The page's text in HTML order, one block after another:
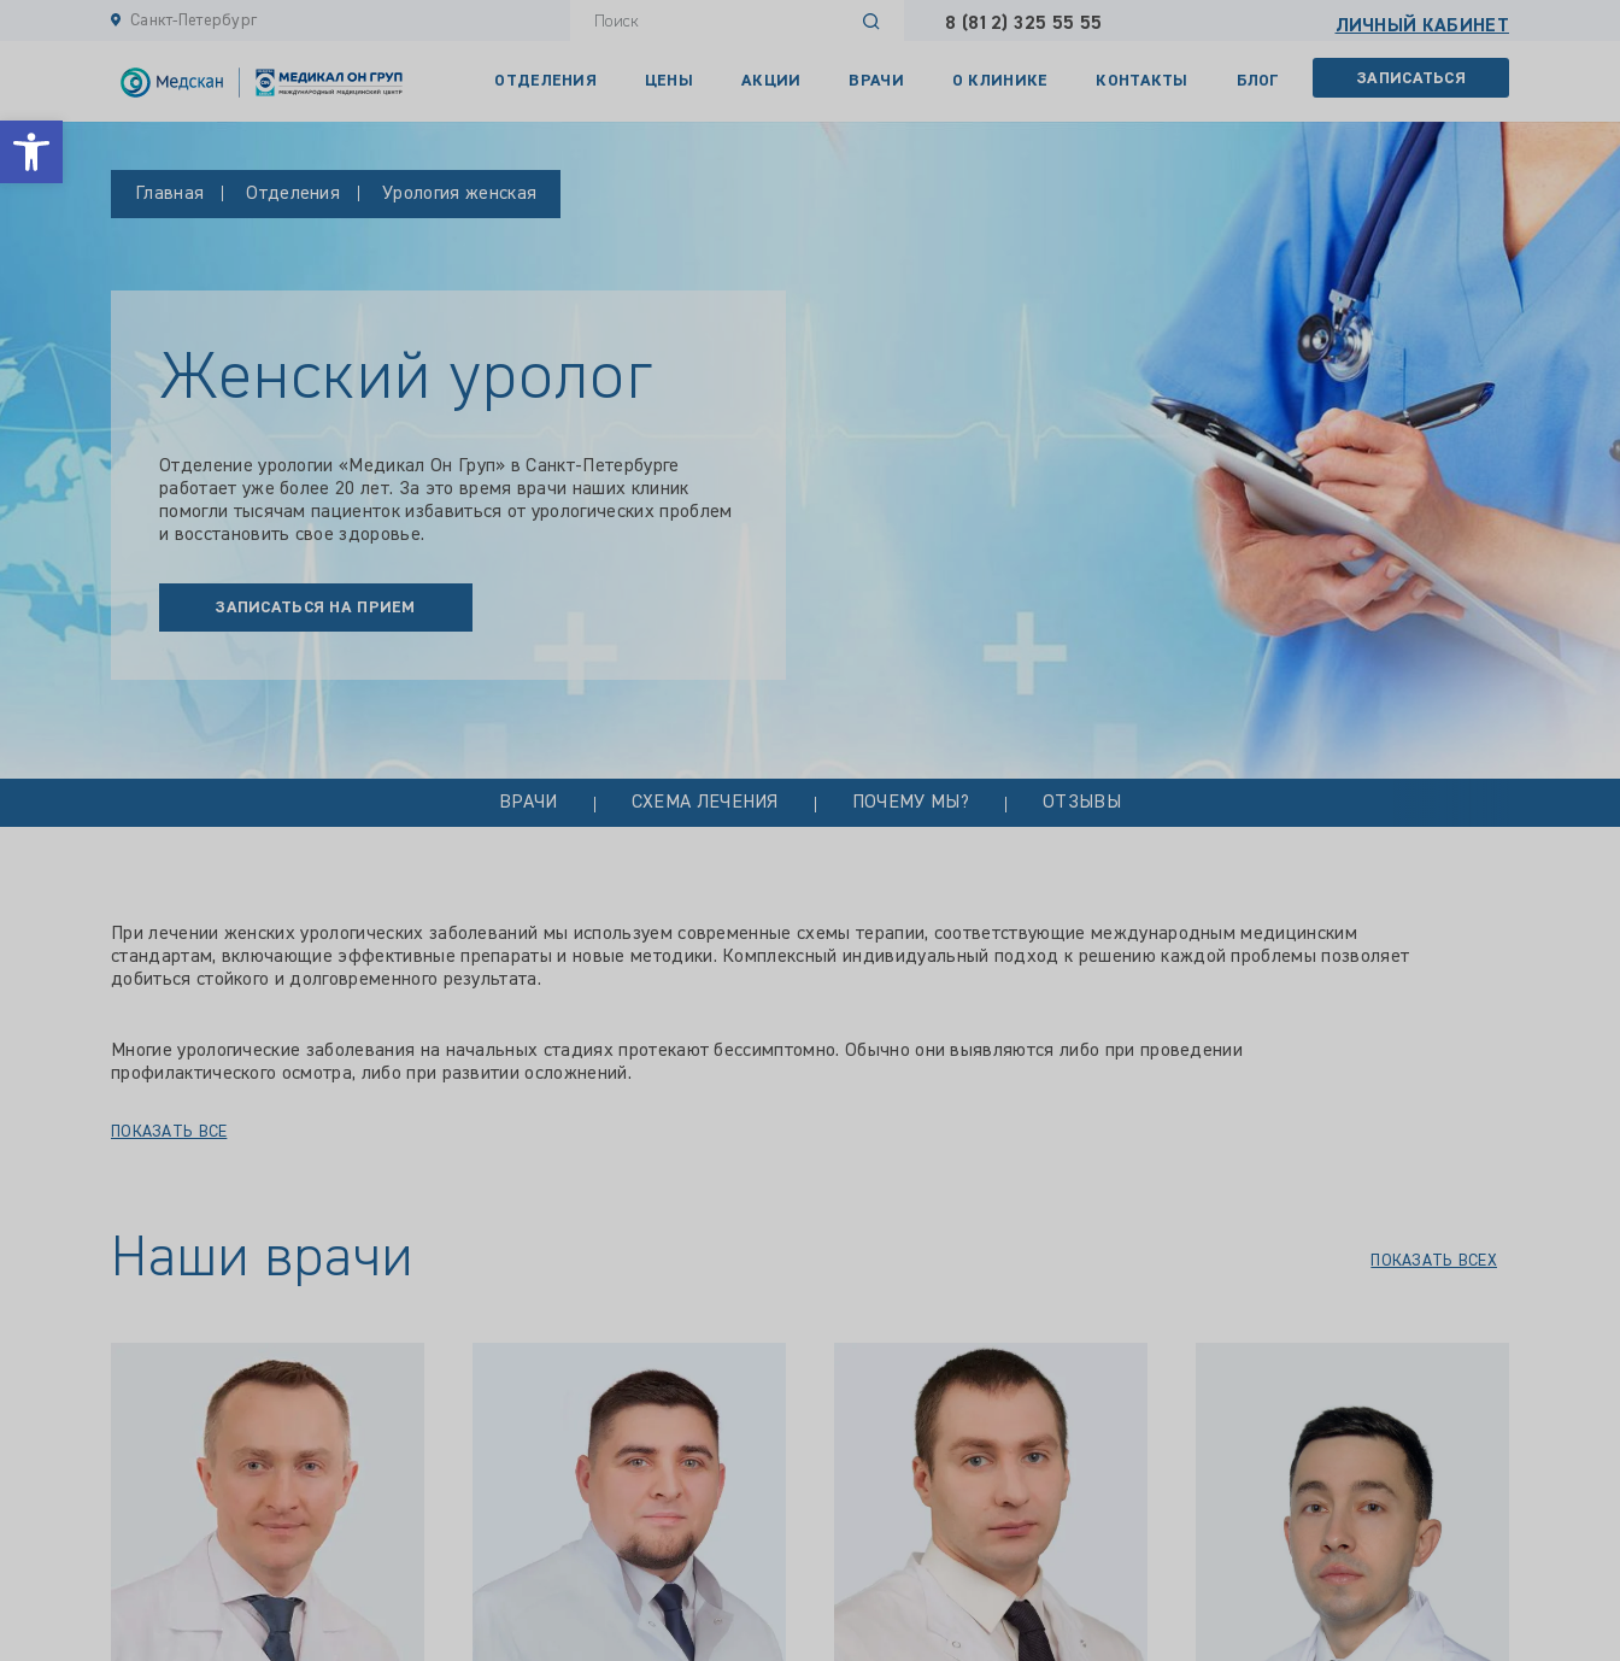
Открыть панель инструментов
Санкт-Петербург 8 (812) 325 55 55 ЛИЧНЫЙ КАБИНЕТ
ОТДЕЛЕНИЯ ЦЕНЫ АКЦИИ ВРАЧИ О КЛИНИКЕ КОНТАКТЫ БЛОГ ЗАПИСАТЬСЯ
Главная Отделения Урология женская
Женский уролог
Отделение урологии «Медикал Он Груп» в Санкт-Петербурге
работает уже более 20 лет. За это время врачи наших клиник
помогли тысячам пациенток избавиться от урологических проблем
и восстановить свое здоровье.
ЗАПИСАТЬСЯ НА ПРИЕМ
ВРАЧИ СХЕМА ЛЕЧЕНИЯ ПОЧЕМУ МЫ? ОТЗЫВЫ
При лечении женских урологических заболеваний мы используем современные схемы терапии, соответствующие международным медицинским
стандартам, включающие эффективные препараты и новые методики. Комплексный индивидуальный подход к решению каждой проблемы позволяет
добиться стойкого и долговременного результата.
Многие урологические заболевания на начальных стадиях протекают бессимптомно. Обычно они выявляются либо при проведении
профилактического осмотра, либо при развитии осложнений.
ПОКАЗАТЬ ВСЕ
Наши врачи ПОКАЗАТЬ ВСЕХ